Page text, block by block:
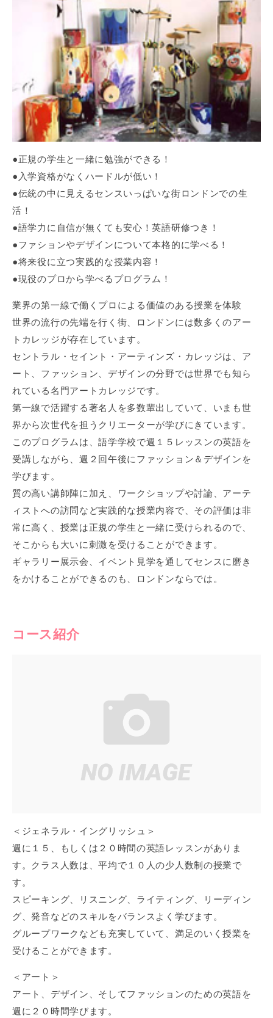
●正規の学生と一緒に勉強ができる！
●入学資格がなくハードルが低い！
●伝統の中に見えるセンスいっぱいな街ロンドンでの生
活！
●語学力に自信が無くても安心！英語研修つき！
●ファションやデザインについて本格的に学べる！
●将来役に立つ実践的な授業内容！
●現役のプロから学べるプログラム！
業界の第一線で働くプロによる価値のある授業を体験
世界の流行の先端を行く街、ロンドンには数多くのアー
トカレッジが存在しています。
セントラル・セイント・アーティンズ・カレッジは、ア
ート、ファッション、デザインの分野では世界でも知ら
れている名門アートカレッジです。
第一線で活躍する著名人を多数輩出していて、いまも世
界から次世代を担うクリエーターが学びにきています。
このプログラムは、語学学校で週１５レッスンの英語を
受講しながら、週２回午後にファッション＆デザインを
学びます。
質の高い講師陣に加え、ワークショップや討論、アーテ
ィストへの訪問など実践的な授業内容で、その評価は非
常に高く、授業は正規の学生と一緒に受けられるので、
そこからも大いに刺激を受けることができます。
ギャラリー展示会、イベント見学を通してセンスに磨き
をかけることができるのも、ロンドンならでは。
コース紹介
＜ジェネラル・イングリッシュ＞
週に１５、もしくは２０時間の英語レッスンがありま
す。クラス人数は、平均で１０人の少人数制の授業で
す。
スピーキング、リスニング、ライティング、リーディン
グ、発音などのスキルをバランスよく学びます。
グループワークなども充実していて、満足のいく授業を
受けることができます。
＜アート＞
アート、デザイン、そしてファッションのための英語を
週に２０時間学びます。